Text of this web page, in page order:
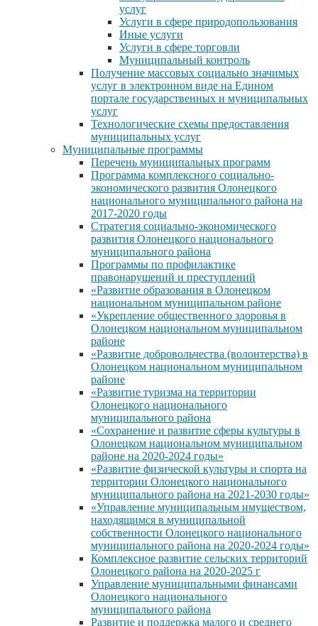
услуг
Услуги в сфере природопользования
Иные услуги
Услуги в сфере торговли
Муниципальный контроль
Получение массовых социально значимых
услуг в электронном виде на Едином
портале государственных и муниципальных
услуг
Технологические схемы предоставления
муниципальных услуг
Муниципальные программы
Перечень муниципальных программ
Программа комплексного социально-
экономического развития Олонецкого
национального муниципального района на
2017-2020 годы
Стратегия социально-экономического
развития Олонецкого национального
муниципального района
Программы по профилактике
правонарушений и преступлений
«Развитие образования в Олонецком
национальном муниципальном районе
«Укрепление общественного здоровья в
Олонецком национальном муниципальном
районе
«Развитие добровольчества (волонтерства) в
Олонецком национальном муниципальном
районе
«Развитие туризма на территории
Олонецкого национального
муниципального района
«Сохранение и развитие сферы культуры в
Олонецком национальном муниципальном
районе на 2020-2024 годы»
«Развитие физической культуры и спорта на
территории Олонецкого национального
муниципального района на 2021-2030 годы»
«Управление муниципальным имуществом,
находящимся в муниципальной
собственности Олонецкого национального
муниципального района на 2020-2024 годы»
Комплексное развитие сельских территорий
Олонецкого района на 2020-2025 г
Управление муниципальными финансами
Олонецкого национального
муниципального района
Развитие и поддержка малого и среднего